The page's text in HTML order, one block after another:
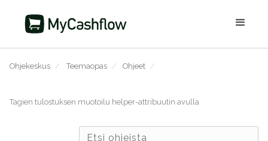
Ohjekeskus / Teemaopas / Ohjeet /
Tagien tulostuksen muotoilu helper-attribuutin avulla